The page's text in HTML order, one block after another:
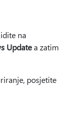
na
Updatea zatim
posjetite